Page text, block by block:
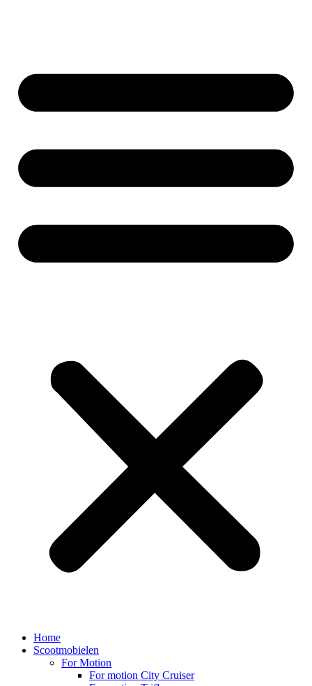
Home
Scootmobielen
For Motion
For motion City Cruiser